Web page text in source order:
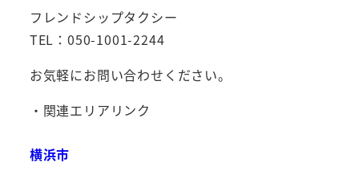
フレンドシップタクシー
TEL：050-1001-2244
お気軽にお問い合わせください。
・関連エリアリンク
横浜市